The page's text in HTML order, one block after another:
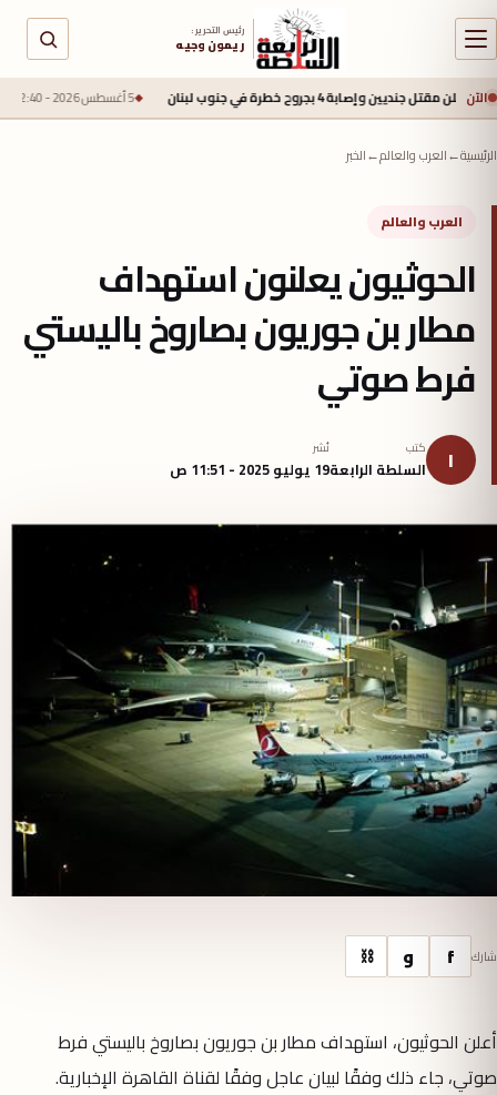
رئيس التحرير :
ريمون وجيه
الآن
4 بجروح خطرة في جنوب لبنان 5 أغسطس 2026 - 2:40 م محمد صلاح
الرئيسية←العرب والعالم←الخبر
العرب والعالم
الحوثيون يعلنون استهداف
مطار بن جوريون بصاروخ باليستي
فرط صوتي
ا كتب
السلطة الرابعة
نُشر
19 يوليو 2025 - 11:51 ص
شارك f و ⛓
أعلن الحوثيون، استهداف مطار بن جوريون بصاروخ باليستي فرط
صوتي، جاء ذلك وفقًا لبيان عاجل وفقًا لقناة القاهرة الإخبارية.